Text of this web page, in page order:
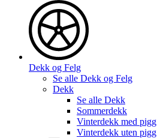
Dekk og Felg
Se alle Dekk og Felg
Dekk
Se alle Dekk
Sommerdekk
Vinterdekk med pigg
Vinterdekk uten pigg